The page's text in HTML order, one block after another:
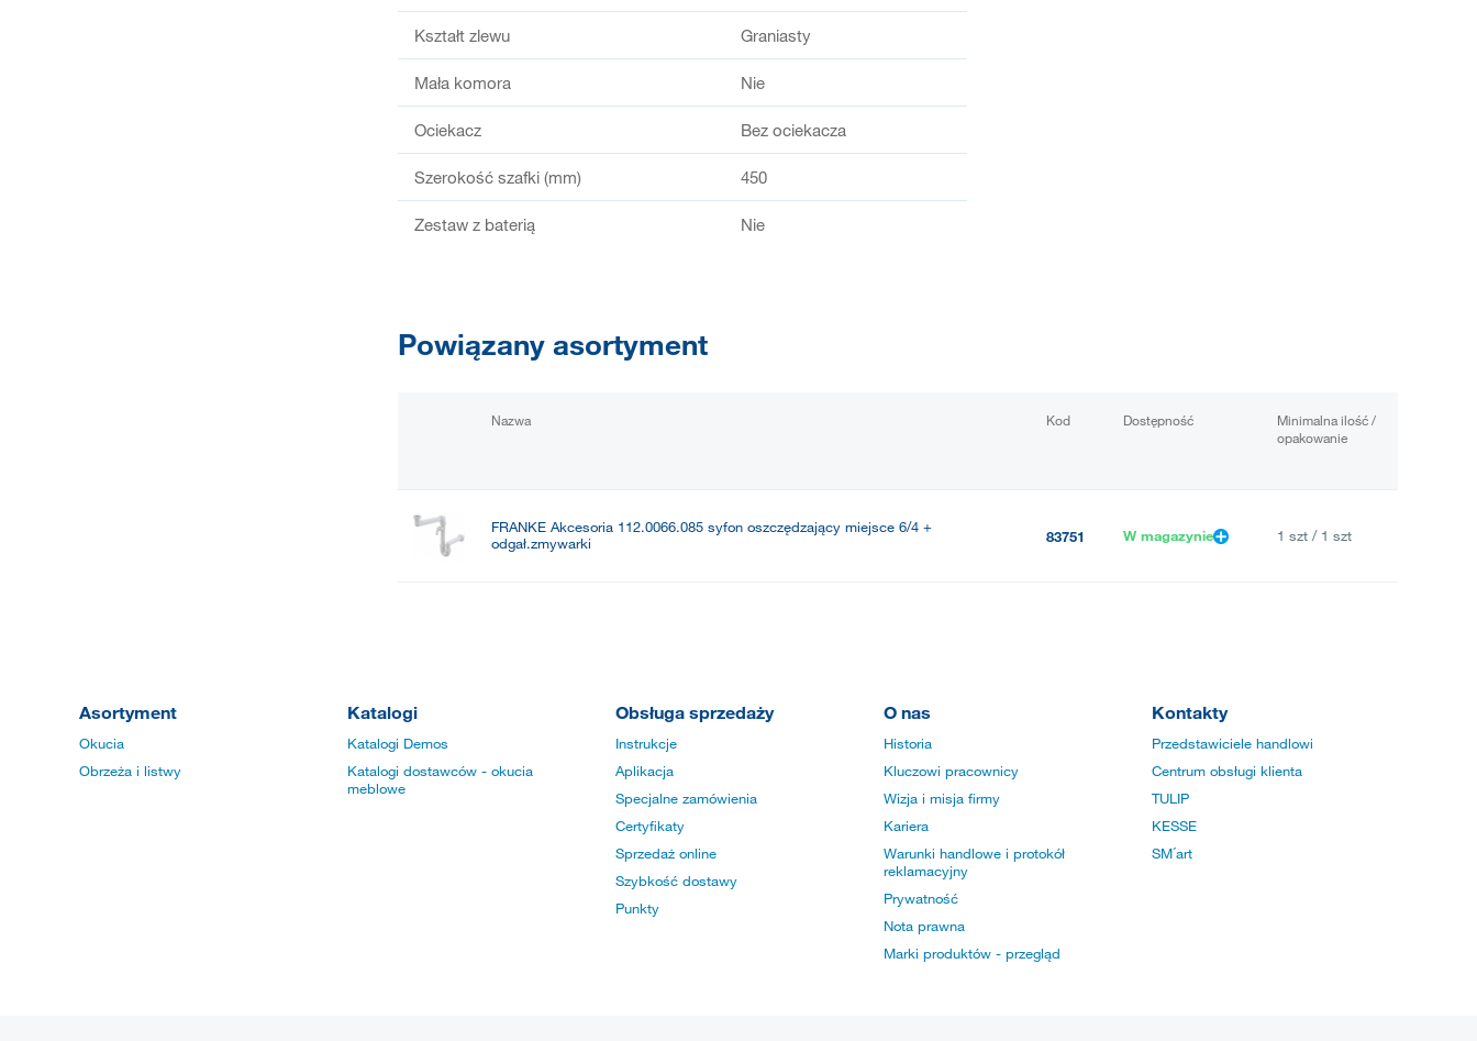
Kształt zlewu Graniasty
Mała komora Nie
Ociekacz Bez ociekacza
Szerokość szafki (mm) 450
Zestaw z baterią Nie
Powiązany asortyment
Nazwa Kod Dostępność
Minimalna ilość /
opakowanie
FRANKE Akcesoria 112.0066.085 syfon oszczędzający miejsce 6/4 +
odgał.zmywarki
83751 W magazynie 1 szt / 1 szt
Asortyment
Okucia
Obrzeża i listwy
Katalogi
Katalogi Demos
Katalogi dostawców - okucia
meblowe
Obsługa sprzedaży
Instrukcje
Aplikacja
Specjalne zamówienia
Certyfikaty
Sprzedaż online
Szybkość dostawy
Punkty
O nas
Historia
Kluczowi pracownicy
Wizja i misja firmy
Kariera
Warunki handlowe i protokół
reklamacyjny
Prywatność
Nota prawna
Marki produktów - przegląd
Kontakty
Przedstawiciele handlowi
Centrum obsługi klienta
TULIP
KESSE
SM´art